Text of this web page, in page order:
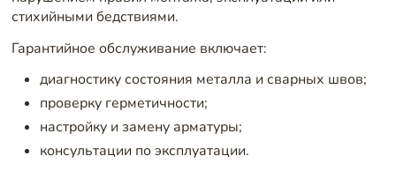
стихийными бедствиями.
Гарантийное обслуживание включает:
диагностику состояния металла и сварных швов;
проверку герметичности;
настройку и замену арматуры;
консультации по эксплуатации.